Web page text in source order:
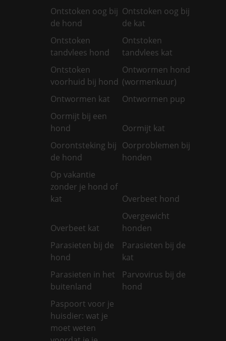
Ontstoken oog bij
de hond
Ontstoken oog bij
de kat
Ontstoken
tandvlees hond
Ontstoken
tandvlees kat
Ontstoken
voorhuid bij hond
Ontwormen hond
(wormenkuur)
Ontwormen kat
Ontwormen pup
Oormijt bij een
hond
Oormijt kat
Oorontsteking bij
de hond
Oorproblemen bij
honden
Op vakantie
zonder je hond of
kat
Overbeet hond
Overbeet kat
Overgewicht
honden
Parasieten bij de
hond
Parasieten bij de
kat
Parasieten in het
buitenland
Parvovirus bij de
hond
Paspoort voor je
huisdier: wat je
moet weten